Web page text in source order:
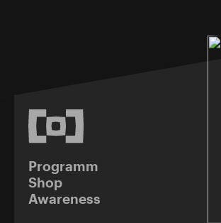
Programm
Shop
Awareness